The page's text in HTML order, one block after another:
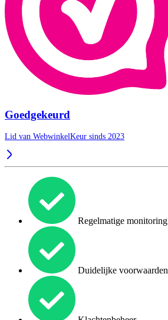
Goedgekeurd
Lid van WebwinkelKeur sinds 2023
Regelmatige monitoring
Duidelijke voorwaarden